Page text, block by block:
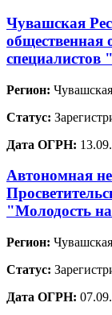
Чувашская
общественная
специалистов
Регион:
Статус:
Дата ОГРН:
Автономная
"Молодость
Регион:
Статус:
Дата ОГРН: